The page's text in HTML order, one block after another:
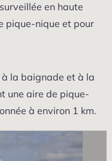
en haute
pique-nique et pour
la baignade et à la
une aire de pique-
à environ 1 km.